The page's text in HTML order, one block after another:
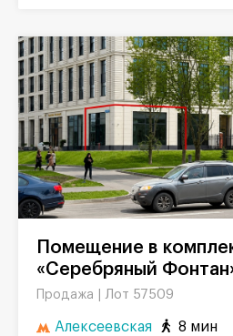
Помещение в комплексе
«Серебряный
Продажа | Лот 57509
Алексеевская 8 мин